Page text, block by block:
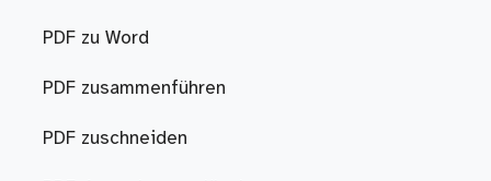
PDF zu Word
PDF zusammenführen
PDF zuschneiden